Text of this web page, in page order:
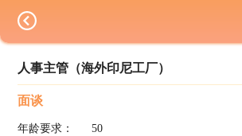
人事主管（海外印尼工厂）
面谈
年龄要求：
50